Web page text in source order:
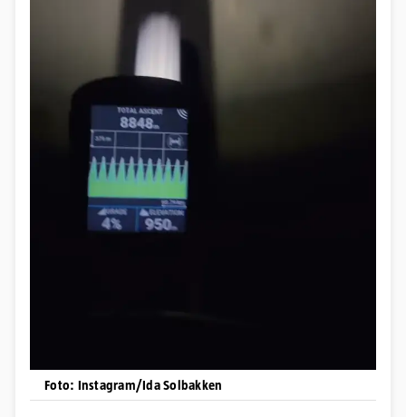
Foto: Instagram/Ida Solbakken